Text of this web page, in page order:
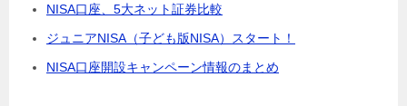
NISA口座、5大ネット証券比較
ジュニアNISA（子ども版NISA）スタート！
NISA口座開設キャンペーン情報のまとめ